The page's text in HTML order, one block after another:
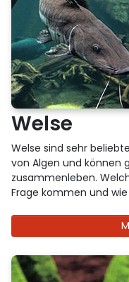
Welse
Welse sind sehr
von Algen und können
zusammenleben.
Frage kommen und